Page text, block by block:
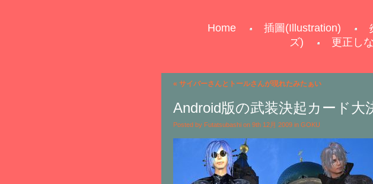
Home 插圖(Illustration)
ズ)
更正し
« サイバーさんとトールさんが現れたみたぁい
Android版の武装決起カード大
Posted by Futatsubashi on 9th 12月 2009 in GOKU